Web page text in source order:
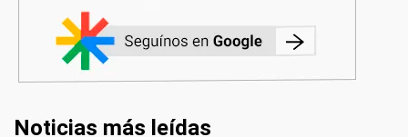
Noticias más leídas